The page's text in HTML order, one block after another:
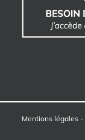
Mentions légales-